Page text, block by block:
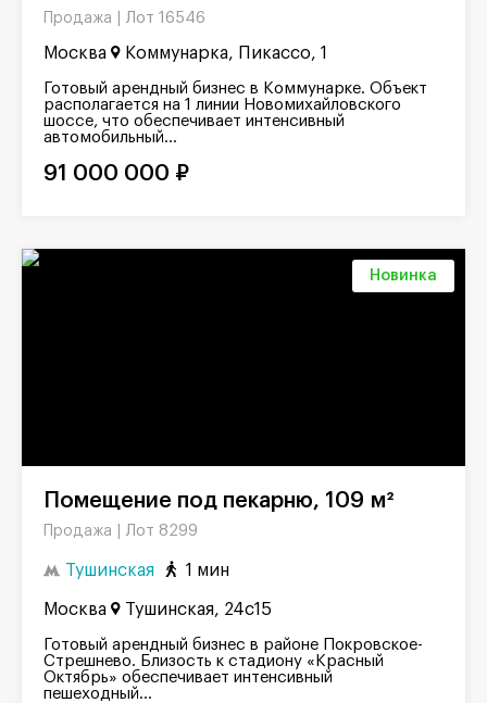
Продажа | Лот 16546
Москва Коммунарка, Пикассо, 1
Готовый арендный бизнес в Коммунарке. Объект
располагается на 1 линии Новомихайловского
шоссе, что обеспечивает интенсивный
автомобильный...
91 000 000 ₽
Новинка
Помещение под пекарню, 109 м²
Продажа | Лот 8299
Тушинская 1 мин
Москва Тушинская, 24с15
Готовый арендный бизнес в районе Покровское-
Стрешнево. Близость к стадиону «Красный
Октябрь» обеспечивает интенсивный
пешеходный...